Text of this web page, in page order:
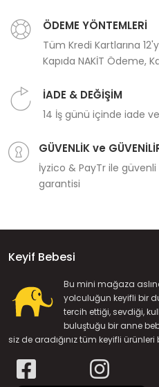
ÖDEME YÖNTEMLERİ
Tüm Kredi Kartlarına
Kapıda NAKİT Ödeme,
İADE & DEĞİŞİM
14 İş günü içinde iade
GÜVENLİK ve
İyzico & PayTr ile
garantisi
Keyif Bebesi
Bu mini mağaza
yolculuğun keyifli bir
tercih ettiği, sevdiği,
buluştuğu bir anne
siz de aradığınız tüm keyifli ürünleri